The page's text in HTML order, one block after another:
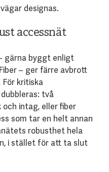
designas.
accessnät
gärna byggt enligt
– ger färre avbrott
kritiska
två
intag, eller fiber
som tar en helt annan
robusthet hela
i stället för att ta slut